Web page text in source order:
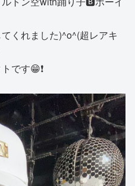
くれました)^o^(超レアキ
です😁❗️